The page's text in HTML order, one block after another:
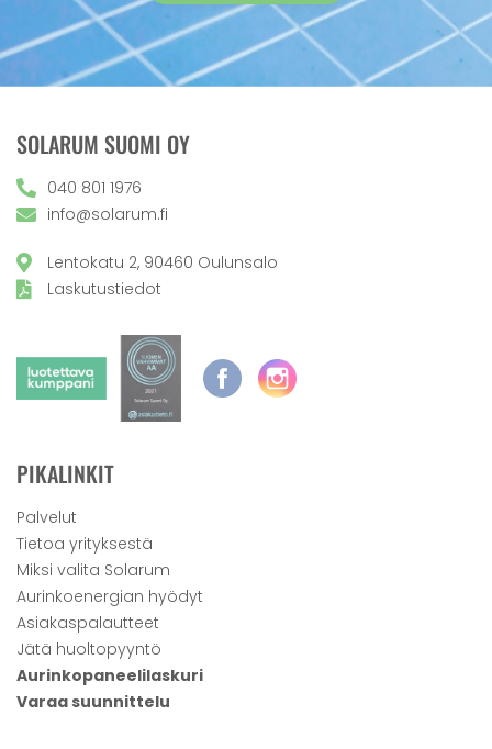
SOLARUM SUOMI OY
040 801 1976
info@solarum.fi
Lentokatu 2, 90460 Oulunsalo
Laskutustiedot
PIKALINKIT
Palvelut
Tietoa yrityksestä
Miksi valita Solarum
Aurinkoenergian hyödyt
Asiakaspalautteet
Jätä huoltopyyntö
Aurinkopaneelilaskuri
Varaa suunnittelu